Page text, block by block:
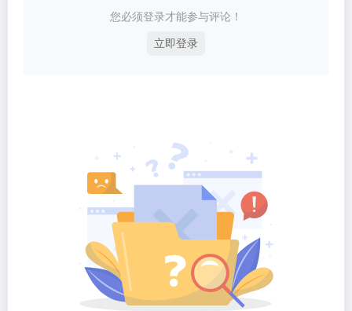
您必须登录才能参与评论！
立即登录